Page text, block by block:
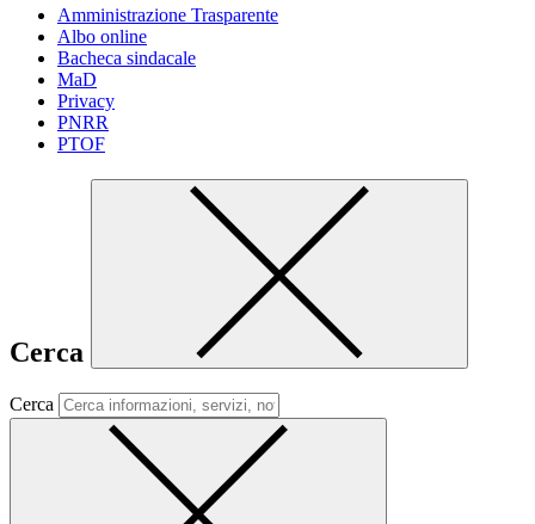
Amministrazione Trasparente
Albo online
Bacheca sindacale
MaD
Privacy
PNRR
PTOF
Cerca
Cerca